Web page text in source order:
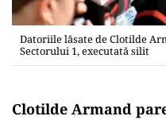
Datoriile lăsate de Clotilde
Sectorului 1, executată silit
Clotilde Armand